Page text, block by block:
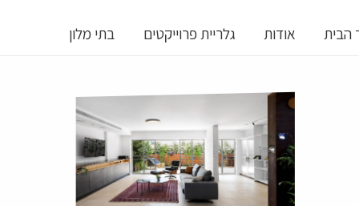
הבית אודות גלריית פרוייקטים בתי מלון